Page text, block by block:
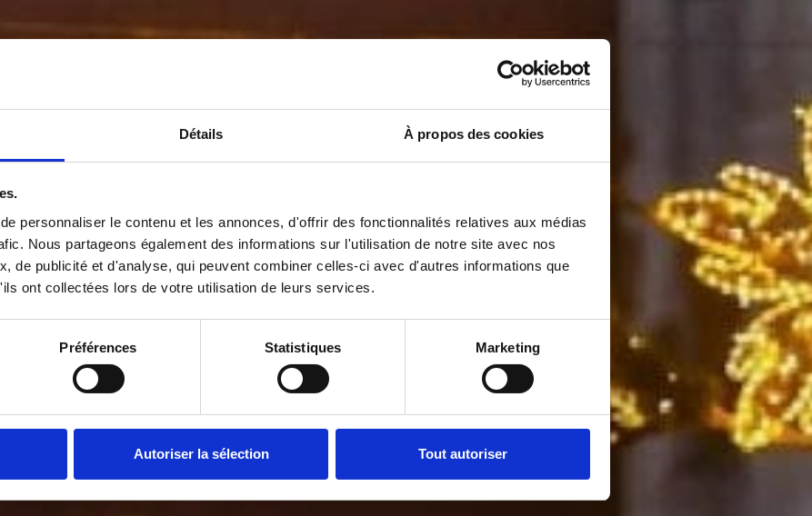
Détails À propos des cookies
personnaliser le contenu et les annonces, d'offrir des fonctionnalités relatives aux médias
Nous partageons également des informations sur l'utilisation de notre site avec nos
de publicité et d'analyse, qui peuvent combiner celles-ci avec d'autres informations que
ont collectées lors de votre utilisation de leurs services.
Préférences Statistiques Marketing
Autoriser la sélection Tout autoriser